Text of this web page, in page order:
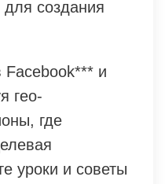
создания
Facebook*** и
гео-
где
уроки и советы